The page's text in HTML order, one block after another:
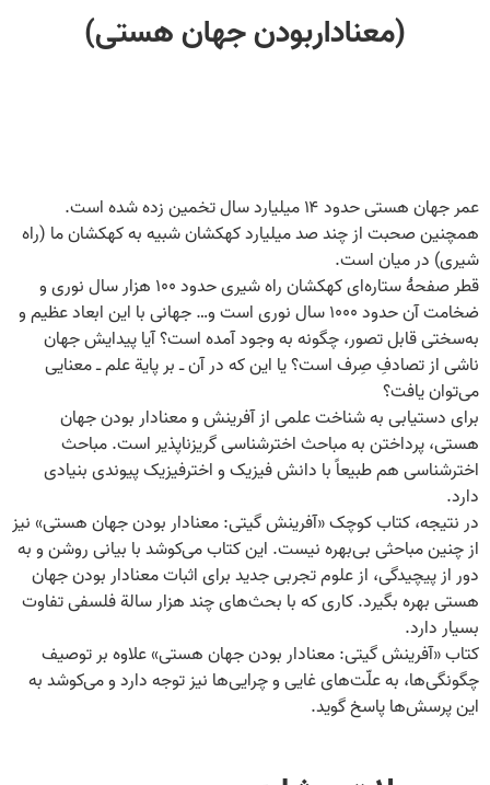
(معنادار‌بودن‌ جهان هستی)
عمر جهان هستی حدود ۱۴ میلیارد سال تخمین زده شده است.
همچنین صحبت از چند صد میلیارد کهکشان شبیه به کهکشان ما (راه
شیری) در میان است.
قطر صفحۀ ستاره‌ای کهکشان راه شیری حدود ۱۰۰ هزار سال نوری و
ضخامت آن حدود ۱۰۰۰ سال نوری است و… جهانی با این ابعاد عظیم و
به‌سختی قابل تصور، چگونه به وجود آمده است؟ آیا پیدایش جهان
ناشی از تصادفِ صِرف است؟ یا این که در آن ـ بر پایة علم ـ معنایی
می‌توان یافت؟
برای دستیابی به شناخت علمی از آفرینش و معنا‌دار بودن جهان
هستی، پرداختن به مباحث اخترشناسی گریزناپذیر است. مباحث
اخترشناسی هم طبیعاً با دانش فیزیک و اخترفیزیک پیوندی بنیادی
دارد.
در نتیجه، کتاب کوچک «آفرینش گیتی: معنادار بودن جهان هستی» نیز
از چنین مباحثی بی‌بهره نیست. این کتاب می‌کوشد با بیانی روشن و به
دور از پیچیدگی، از علوم تجربی جدید برای اثبات معنادار بودن جهان
هستی بهره بگیرد. کاری که با بحث‌های چند هزار سالة فلسفی تفاوت
بسیار دارد.
کتاب «آفرینش گیتی: معنادار بودن جهان هستی» علاوه بر توصیف
چگونگی‌ها، به علّت‌های غایی و چرایی‌ها نیز توجه دارد و می‌کوشد به
این پرسش‌ها پاسخ گوید.